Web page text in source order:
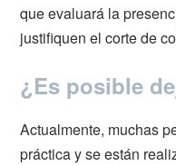
que evaluará la
justifiquen el corte de
¿Es posible
Actualmente, muchas
práctica y se están